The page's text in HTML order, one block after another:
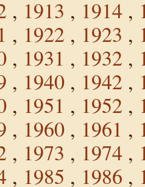
, 1913 , 1914 ,
, 1922 , 1923 ,
, 1931 , 1932 ,
, 1940 , 1942 ,
, 1951 , 1952 ,
, 1960 , 1961 ,
, 1973 , 1974 ,
, 1985 , 1986 ,